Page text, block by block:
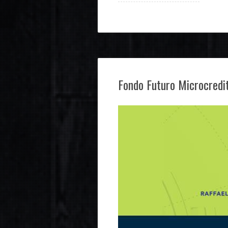
Fondo Futuro